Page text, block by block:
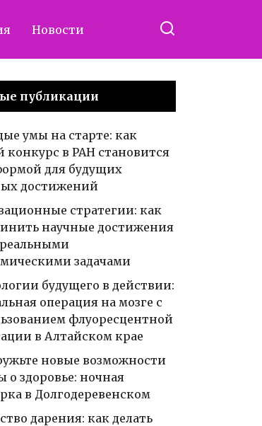
Новости
публикации
умы на старте: как
конкурс в РАН становится
для будущих
достижений
стратегии: как
научные достижения
задачами
будущего в действии:
операция на мозге с
флуоресцентной
в Алтайском крае
новые возможности
о здоровье: ночная
в Долгодеревенском
дарения: как делать